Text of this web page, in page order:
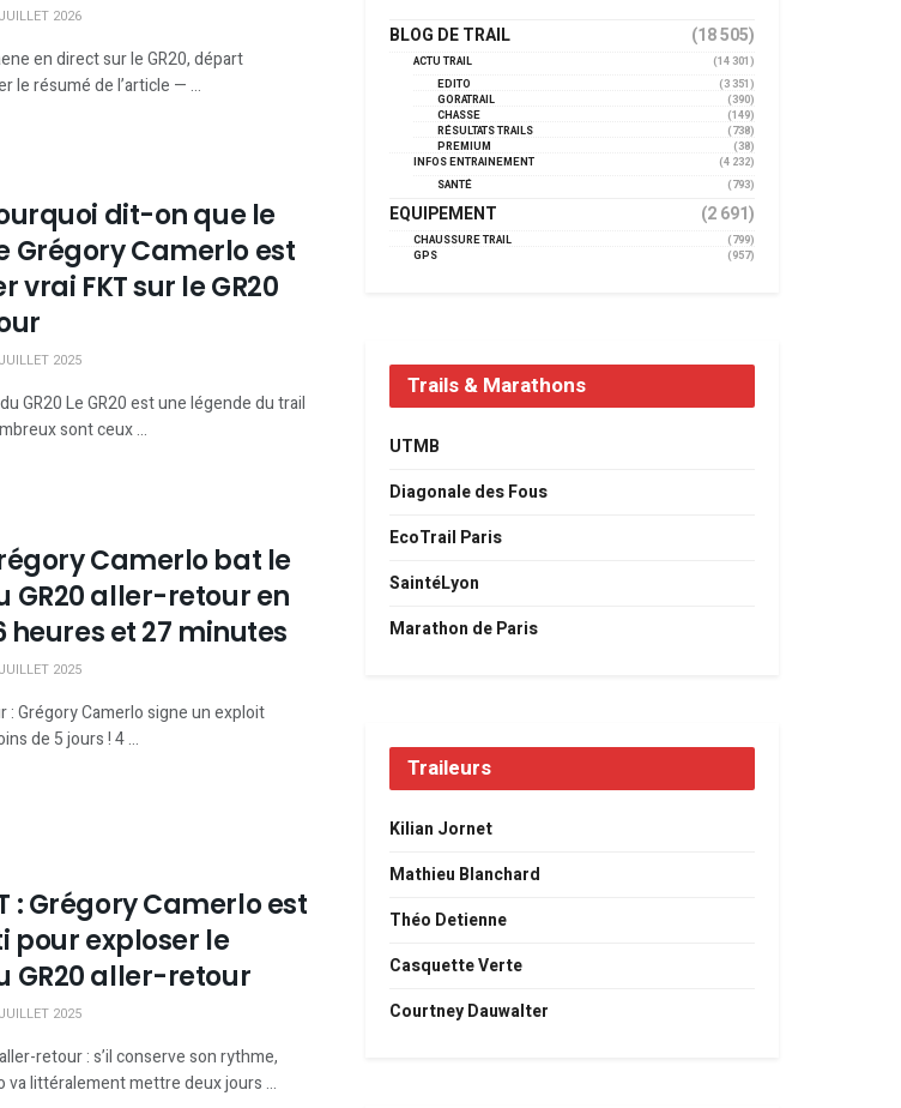
2026
en direct sur le GR20, départ
le résumé de l’article — ...
dit-on que le
Grégory Camerlo est
vrai FKT sur le GR20
2025
GR20 Le GR20 est une légende du trail
sont ceux ...
Camerlo bat le
GR20 aller-retour en
heures et 27 minutes
2025
: Grégory Camerlo signe un exploit
de 5 jours ! 4 ...
: Grégory Camerlo est
pour exploser le
GR20 aller-retour
2025
retour : s’il conserve son rythme,
va littéralement mettre deux jours ...
BLOG DE TRAIL (18 505)
ACTU TRAIL
(14 301)
EDITO
(3 351)
GORATRAIL
(390)
CHASSE
(149)
RÉSULTATS TRAILS
(738)
PREMIUM
(38)
INFOS ENTRAINEMENT
(4 232)
SANTÉ
(793)
EQUIPEMENT (2 691)
CHAUSSURE TRAIL
(799)
GPS
(957)
Trails & Marathons
UTMB
Diagonale des Fous
EcoTrail Paris
SaintéLyon
Marathon de Paris
Traileurs
Kilian Jornet
Mathieu Blanchard
Théo Detienne
Casquette Verte
Courtney Dauwalter